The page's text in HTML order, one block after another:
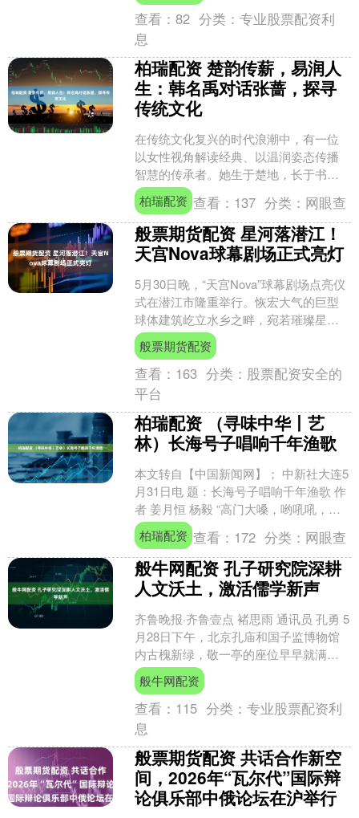
查看：82 分类：专业股票配资利
息
柏瑞配资 楚韵传薪，易润人
生：韩名禹对话张蔷，探寻
传统文化
在传统文化复兴的时代浪潮中，有一位
以女性视角解读经典、以温润姿态传播
智慧的传承者。她生于楚地，长于书
香，将楚文化的浪漫风骨与易学的哲学
思辨融为一体。近日，《禹您....
柏瑞配资 查看： 137 分类： 网眼查
般票期货配资 星河落潜江！
天宫Nova球幕剧场正式亮灯
5月30日晚，“天宫Nova”球幕剧场点亮仪
式在潜江市隆重举行。恢宏大气的巨型
球体建筑屹立水乡之畔，宛若璀璨星辰
落地潜江，瞬间成为全城瞩目的视觉焦
点，市民、游客....
般票期货配资
查看： 163 分类： 股票配资安全的
平台
柏瑞配资 （寻味中华丨艺
林）长海号子唱响千年渔歌
本文转自【中国新闻网】； 中新社大连5
月31日电 题：长海号子唱响千年渔歌 作
者 姜月恒 杨毅 “高门大嗓，哟吼吼，喊
大海啰！一嗓喊得，哟吼吼，大潮
来！”近日，....
柏瑞配资 查看： 172 分类： 网眼查
般牛网配资 孔子研究院深耕
人文沃土，激活儒学新声
齐鲁晚报·齐鲁壹点 褚思雨 通讯员 孔勇 5
月28日下午，北京孔庙和国子监博物馆
内古槐新绿，敬一亭的座位早早就满
了。离“彝伦讲堂”2026年第一讲开场还有
半小时....
般牛网配资
查看： 115 分类：专业股票配资利
息
般票期货配资 共话合作新空
间，2026年“瓦尔代”国际辩
论俱乐部中俄论坛在沪举行